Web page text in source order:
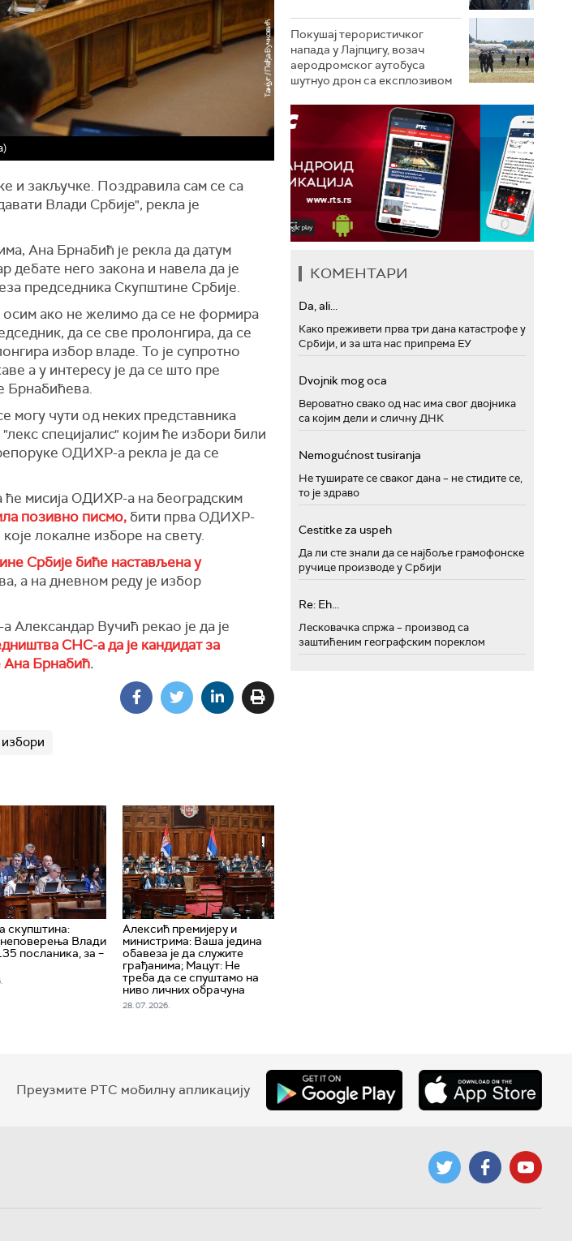
и закључке. Поздравила сам се са
Влади Србије", рекла је
Ана Брнабић је рекла да датум
дебате него закона и навела да је
председника Скупштине Србије.
осим ако не желимо да се не формира
да се све пролонгира, да се
избор владе. То је супротно
а у интересу је да се што пре
Брнабићева.
могу чути од неких представника
специјалис" којим ће избори били
ОДИХР-а рекла је да се
ће мисија ОДИХР-а на београдским
позивно писмо, бити прва ОДИХР-
локалне изборе на свету.
Србије биће настављена у
а на дневном реду је избор
Вучић рекао је да је
СНС-а да је кандидат за
Ана Брнабић.
скупштина:
Влади
посланика, за –
Алексић премијеру и
министрима: Ваша једина
обавеза је да служите
грађанима; Мацут: Не
треба да се спуштамо на
ниво личних обрачуна
28. 07. 2026.
Покушај терористичког
напада у Лајпцигу, возач
аеродромског аутобуса
шутнуо дрон са експлозивом
КОМЕНТАРИ
Da, ali...
Како преживети прва три дана катастрофе у
Србији, и за шта нас припрема ЕУ
Dvojnik mog oca
Вероватно свако од нас има свог двојника
са којим дели и сличну ДНК
Nemogućnost tusiranja
Не туширате се сваког дана – не стидите се,
то је здраво
Cestitke za uspeh
Да ли сте знали да се најбоље грамофонске
ручице производе у Србији
Re: Eh...
Лесковачка спржа – производ са
заштићеним географским пореклом
Преузмите РТС мобилну апликацију